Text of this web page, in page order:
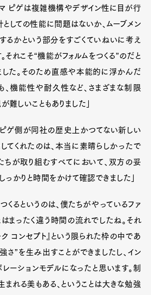
マ ピゲは複雑機構やデザイン性に目が行
としての性能に問題はないか、ムーブメン
するかという部分をすごくていねいに考え
それこそ“機能がフォルムをつくる”のだと
した。そのため直感や本能的に浮かんだ
、機能性や耐久性など、さまざまな制限
しいこともありました」
ピゲ側が同社の歴史上かつてない新しい
してくれたのは、本当に素晴らしかったで
ちが取り組むすべてにおいて、双方の妥
っかりと時間をかけて確認できました」
つくるというのは、僕たちがやっているファ
はまったく違う時間の流れでしたね。それ
ク コンセプト』という限られた枠の中であ
さ”を生み出すことができましたし、イン
ーションモデルになったと思います。制
まれる美もある、ということは大きな勉強